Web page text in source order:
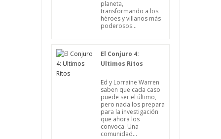
planeta,
transformando a los
héroes y villanos más
poderosos...
El Conjuro 4:
Ultimos Ritos
Ed y Lorraine Warren
saben que cada caso
puede ser el último,
pero nada los prepara
para la investigación
que ahora los
convoca. Una
comunidad...